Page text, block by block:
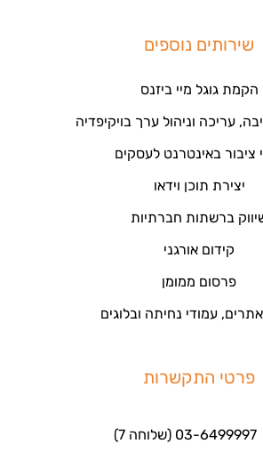
שירותים נוספים
הקמת גוגל מיי ביזנס
עריכה וניהול ערך בויקיפדיה
ציבור באינטרנט לעסקים
יצירת תוכן וידאו
ברשתות חברתיות
קידום אורגני
פרסום ממומן
עמודי נחיתה ובלוגים
פרטי התקשרות
03-6499997 (שלוחה 7)